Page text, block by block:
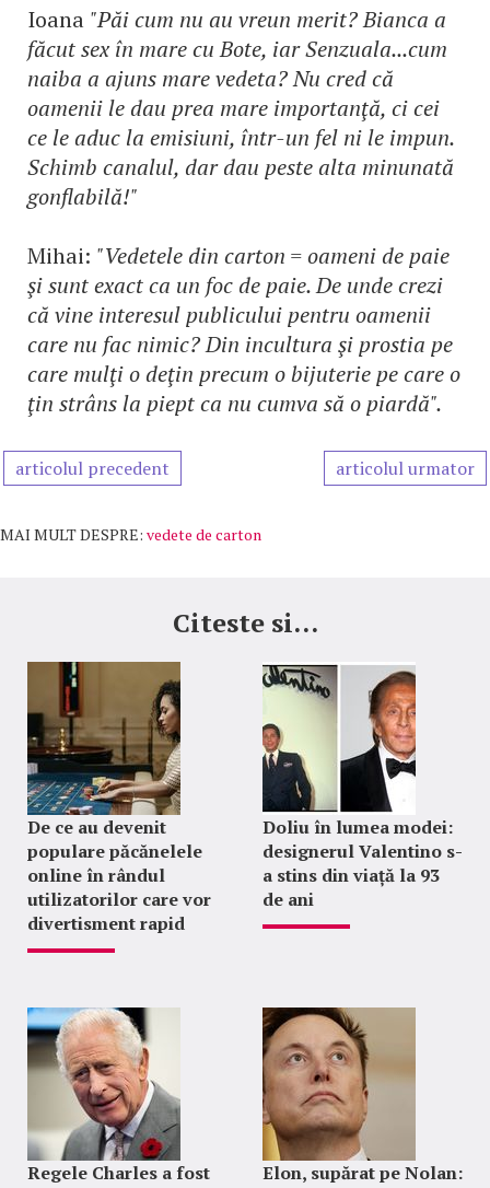
Ioana "Păi cum nu au vreun merit? Bianca a
făcut sex în mare cu Bote, iar Senzuala...cum
naiba a ajuns mare vedeta? Nu cred că
oamenii le dau prea mare importanţă, ci cei
ce le aduc la emisiuni, într-un fel ni le impun.
Schimb canalul, dar dau peste alta minunată
gonflabilă!"
Mihai: "Vedetele din carton = oameni de paie
şi sunt exact ca un foc de paie. De unde crezi
că vine interesul publicului pentru oamenii
care nu fac nimic? Din incultura şi prostia pe
care mulţi o deţin precum o bijuterie pe care o
ţin strâns la piept ca nu cumva să o piardă".
articolul precedent articolul urmator
MAI MULT DESPRE: vedete de carton
Citeste si...
De ce au devenit
populare păcănelele
online în rândul
utilizatorilor care vor
divertisment rapid
Doliu în lumea modei:
designerul Valentino s-
a stins din viață la 93
de ani
Regele Charles a fost
Elon, supărat pe Nolan: